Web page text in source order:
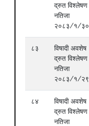
द्रुत विश्लेषण
नतिजा
२०८३/१/३०
८३
विषादी अवशेष
द्रुत विश्लेषण
नतिजा
२०८३/१/२९
८४
विषादी अवशेष
द्रुत विश्लेषण
नतिजा